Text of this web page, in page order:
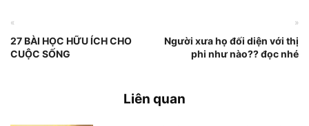
«
27 BÀI HỌC HỮU ÍCH CHO
CUỘC SỐNG
»
Người xưa họ đối diện với thị
phi như nào?? đọc nhé
Liên quan